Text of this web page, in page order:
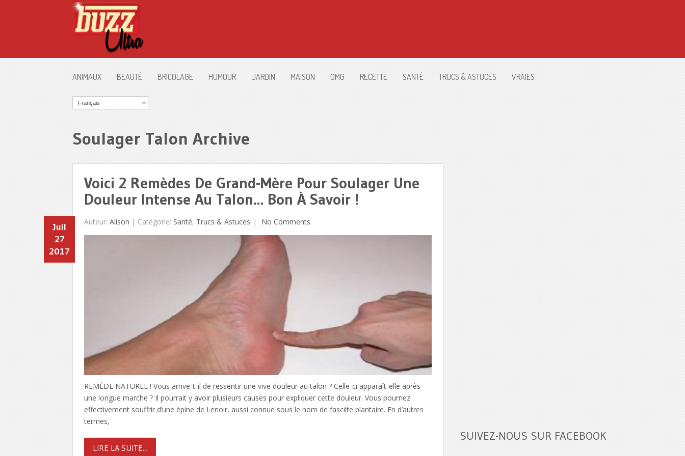
ANIMAUX BEAUTÉ BRICOLAGE HUMOUR JARDIN MAISON OMG RECETTE SANTÉ TRUCS & ASTUCES VRAIES
Français
Soulager Talon Archive
Voici 2 Remèdes De Grand-Mère Pour Soulager Une
Douleur Intense Au Talon… Bon À Savoir !
Auteur: Alison |
Juil
27
2017
Catégorie: Santé, Trucs & Astuces No Comments
REMÈDE NATUREL ! Vous arrive-t-il de ressentir une vive douleur au talon ? Celle-ci apparaît-elle après
une longue marche ? Il pourrait y avoir plusieurs causes pour expliquer cette douleur. Vous pourriez
effectivement souffrir d’une épine de Lenoir, aussi connue sous le nom de fasciite plantaire. En d’autres
termes,
LIRE LA SUITE...
SUIVEZ-NOUS SUR FACEBOOK